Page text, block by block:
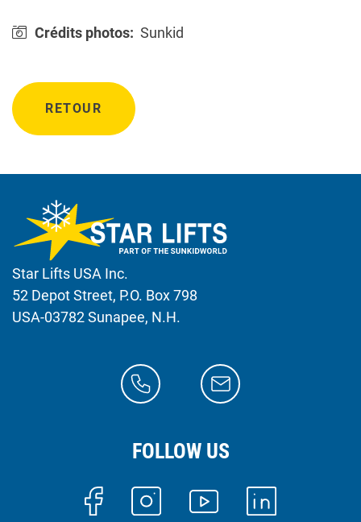
Crédits photos: Sunkid
RETOUR
Star Lifts USA Inc.
52 Depot Street, P.O. Box 798
USA-03782 Sunapee, N.H.
FOLLOW US